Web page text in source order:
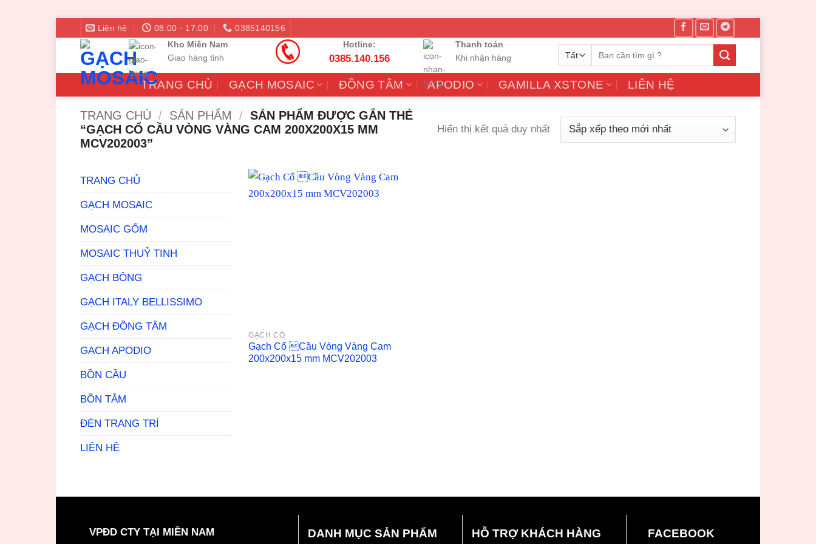
dung
Liên hệ 08:00 - 17:00
0385140156
Kho Miền Nam
Giao hàng tỉnh
Hotline:
0385.140.156
Thanh toán
Khi nhận hàng
Tìm
TRANG CHỦ GẠCH MOSAIC ĐỒNG TÂM APODIO GAMILLA XSTONE LIÊN HỆ
TRANG CHỦ / SẢN PHẨM / SẢN PHẨM ĐƯỢC GẮN THẺ
“GẠCH CỔ CẦU VÒNG VÀNG CAM 200X200X15 MM
MCV202003”
Hiển thị kết quả duy nhất
TRANG CHỦ
GẠCH MOSAIC
MOSAIC GỐM
MOSAIC THUỶ TINH
GẠCH BÔNG
GẠCH ITALY BELLISSIMO
GẠCH ĐỒNG TÂM
GẠCH APODIO
BỒN CẦU
BỒN TẮM
ĐÈN TRANG TRÍ
LIÊN HỆ
GẠCH CỔ
Gạch Cổ Cầu Vòng Vàng Cam
200x200x15 mm MCV202003
VPĐD CTY TẠI MIỀN NAM DANH MỤC SẢN PHẨM HỖ TRỢ KHÁCH HÀNG FACEBOOK